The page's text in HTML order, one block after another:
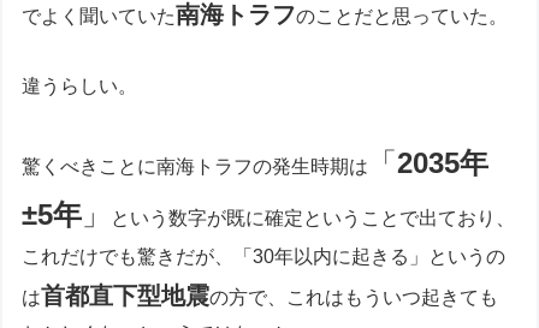
でよく聞いていた南海トラフのことだと思っていた。
違うらしい。
驚くべきことに南海トラフの発生時期は 「2035年
±5年 」
という数字が既に確定ということで出ており、
これだけでも驚きだが、「30年以内に起きる」というの
は首都直下型地震の方で、これはもういつ起きても